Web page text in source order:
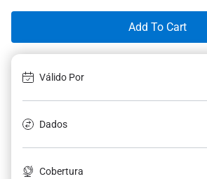
Add To Cart
Válido Por
Dados
Cobertura